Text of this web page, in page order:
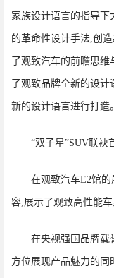
家族设计语言的指导下
的革命性设计手法,创
了观致汽车的前瞻思
了观致品牌全新的设
新的设计语言进行打造。
“双子星”SUV联
在观致汽车E2馆
容,展示了观致高性能车
在央视强国品牌载
方位展现产品魅力的